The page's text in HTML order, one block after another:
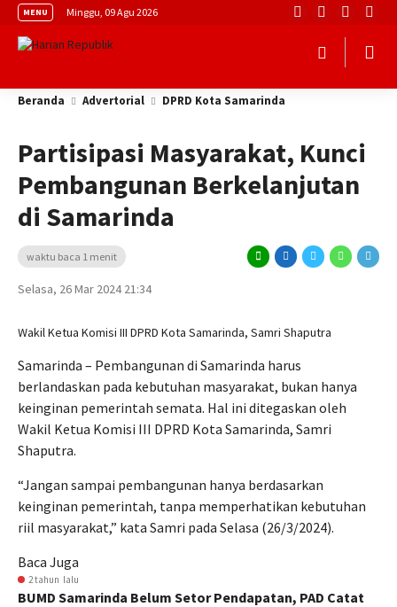
MENU Minggu, 09 Agu 2026
Beranda Advertorial DPRD Kota Samarinda
Partisipasi Masyarakat, Kunci
Pembangunan Berkelanjutan
di Samarinda
waktu baca 1 menit
Selasa, 26 Mar 2024 21:34
Wakil Ketua Komisi III DPRD Kota Samarinda, Samri Shaputra
Samarinda – Pembangunan di Samarinda harus
berlandaskan pada kebutuhan masyarakat, bukan hanya
keinginan pemerintah semata. Hal ini ditegaskan oleh
Wakil Ketua Komisi III DPRD Kota Samarinda, Samri
Shaputra.
“Jangan sampai pembangunan hanya berdasarkan
keinginan pemerintah, tanpa memperhatikan kebutuhan
riil masyarakat,” kata Samri pada Selasa (26/3/2024).
Baca Juga
2 tahun lalu
BUMD Samarinda Belum Setor Pendapatan, PAD Catat